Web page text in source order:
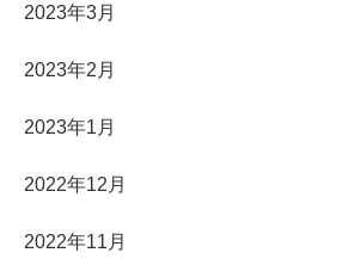
2023年3月
2023年2月
2023年1月
2022年12月
2022年11月